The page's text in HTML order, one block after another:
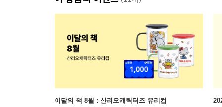
이달의 책 8월 : 산리오캐릭터즈 유리컵